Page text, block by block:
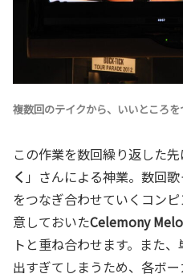
複数回のテイクから、いいところ
この作業を数回繰り返した
く 」さんによる神業。数回
をつなぎ合わせていくコン
意しておいたCelemony
トと重ね合わせます。また
出すぎてしまうため、各ボ